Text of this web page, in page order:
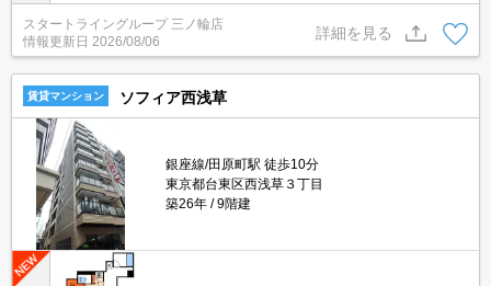
ボックス 防犯カメラ 追炊きバス
スタートライングループ 三ノ輪店
情報更新日 2026/08/06
詳細を見る
賃貸マンション ソフィア西浅草
銀座線/田原町駅 徒歩10分
東京都台東区西浅草３丁目
築26年
9階建